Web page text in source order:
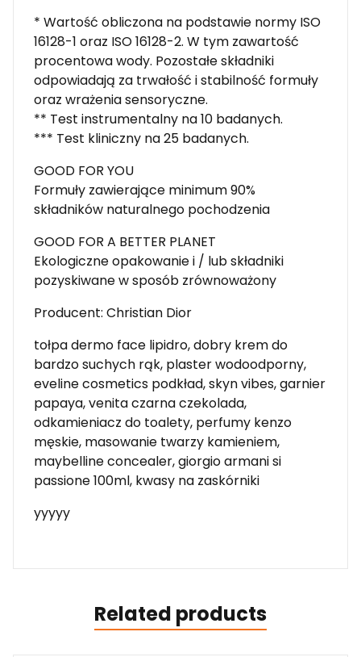
* Wartość obliczona na podstawie normy ISO
16128-1 oraz ISO 16128-2. W tym zawartość
procentowa wody. Pozostałe składniki
odpowiadają za trwałość i stabilność formuły
oraz wrażenia sensoryczne.
** Test instrumentalny na 10 badanych.
*** Test kliniczny na 25 badanych.
GOOD FOR YOU
Formuły zawierające minimum 90%
składników naturalnego pochodzenia
GOOD FOR A BETTER PLANET
Ekologiczne opakowanie i / lub składniki
pozyskiwane w sposób zrównoważony
Producent: Christian Dior
tołpa dermo face lipidro, dobry krem do
bardzo suchych rąk, plaster wodoodporny,
eveline cosmetics podkład, skyn vibes, garnier
papaya, venita czarna czekolada,
odkamieniacz do toalety, perfumy kenzo
męskie, masowanie twarzy kamieniem,
maybelline concealer, giorgio armani si
passione 100ml, kwasy na zaskórniki
yyyyy
Related products